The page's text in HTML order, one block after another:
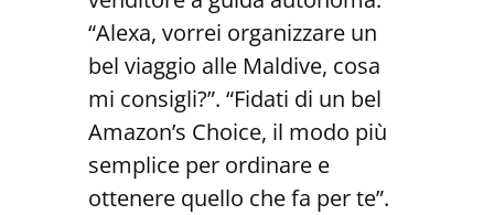
“Alexa, vorrei organizzare un
bel viaggio alle Maldive, cosa
mi consigli?”. “Fidati di un bel
Amazon’s Choice, il modo più
semplice per ordinare e
ottenere quello che fa per te”.